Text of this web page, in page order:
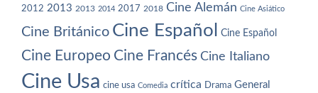
2012 2013 2013 2014 2017 2018 Cine Alemán Cine Asiático
Cine Británico Cine Español Cine Español
Cine Europeo Cine Francés Cine Italiano
Cine Usa cine usa Comedia crítica Drama General